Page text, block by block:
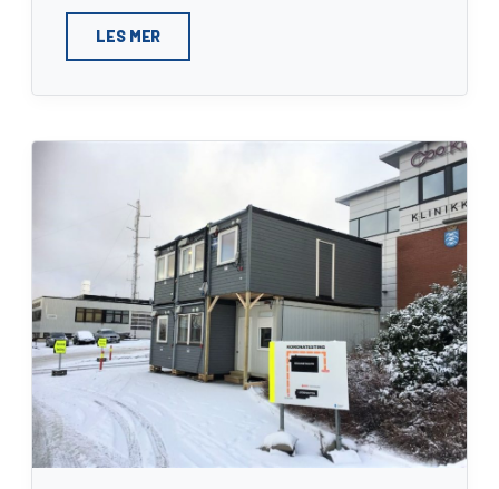
LES MER